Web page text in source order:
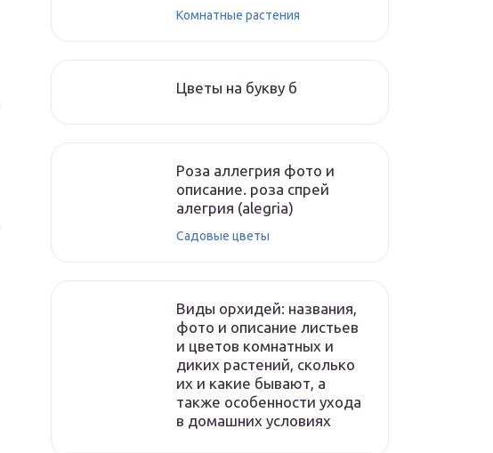
Комнатные растения
Цветы на букву б
Роза аллегрия фото и
описание. роза спрей
алегрия (alegria)
Садовые цветы
Виды орхидей: названия,
фото и описание листьев
и цветов комнатных и
диких растений, сколько
их и какие бывают, а
также особенности ухода
в домашних условиях